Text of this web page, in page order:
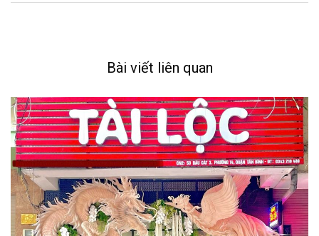
Bài viết liên quan